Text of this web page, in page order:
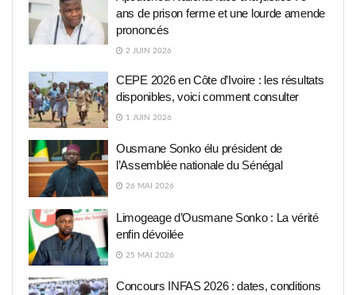
ans de prison ferme et une lourde amende
prononcés
2 JUIN 2026
CEPE 2026 en Côte d’Ivoire : les résultats
disponibles, voici comment consulter
1 JUIN 2026
Ousmane Sonko élu président de
l’Assemblée nationale du Sénégal
26 MAI 2026
Limogeage d’Ousmane Sonko : La vérité
enfin dévoilée
25 MAI 2026
Concours INFAS 2026 : dates, conditions